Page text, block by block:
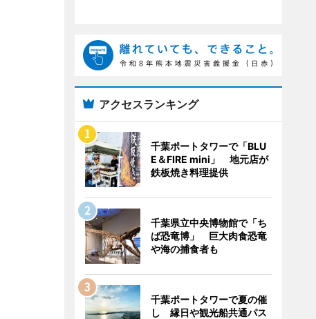
アクセスランキング
千葉ポートタワーで「BLU
E＆FIRE mini」 地元店が
鉄板焼き料理提供
千葉県立中央博物館で「ち
ば恐竜博」 巨大肉食恐竜
や海の捕食者も
千葉ポートタワーで夏の催
し 縁日や観光船共通パス